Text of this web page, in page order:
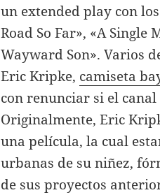
un extended play con
Road So Far», «A
Wayward Son». Varios
Eric Kripke, camiseta
con renunciar si el
Originalmente, Eric
una película, la cual
urbanas de su niñez,
de sus proyectos